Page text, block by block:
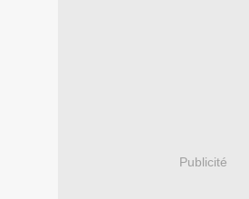
Publicité